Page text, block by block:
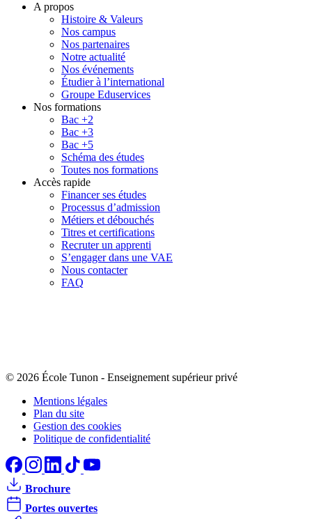
A propos
Histoire & Valeurs
Nos campus
Nos partenaires
Notre actualité
Nos événements
Étudier à l’international
Groupe Eduservices
Nos formations
Bac +2
Bac +3
Bac +5
Schéma des études
Toutes nos formations
Accès rapide
Financer ses études
Processus d’admission
Métiers et débouchés
Titres et certifications
Recruter un apprenti
S’engager dans une VAE
Nous contacter
FAQ
© 2026 École Tunon - Enseignement supérieur privé
Mentions légales
Plan du site
Gestion des cookies
Politique de confidentialité
Brochure
Portes ouvertes